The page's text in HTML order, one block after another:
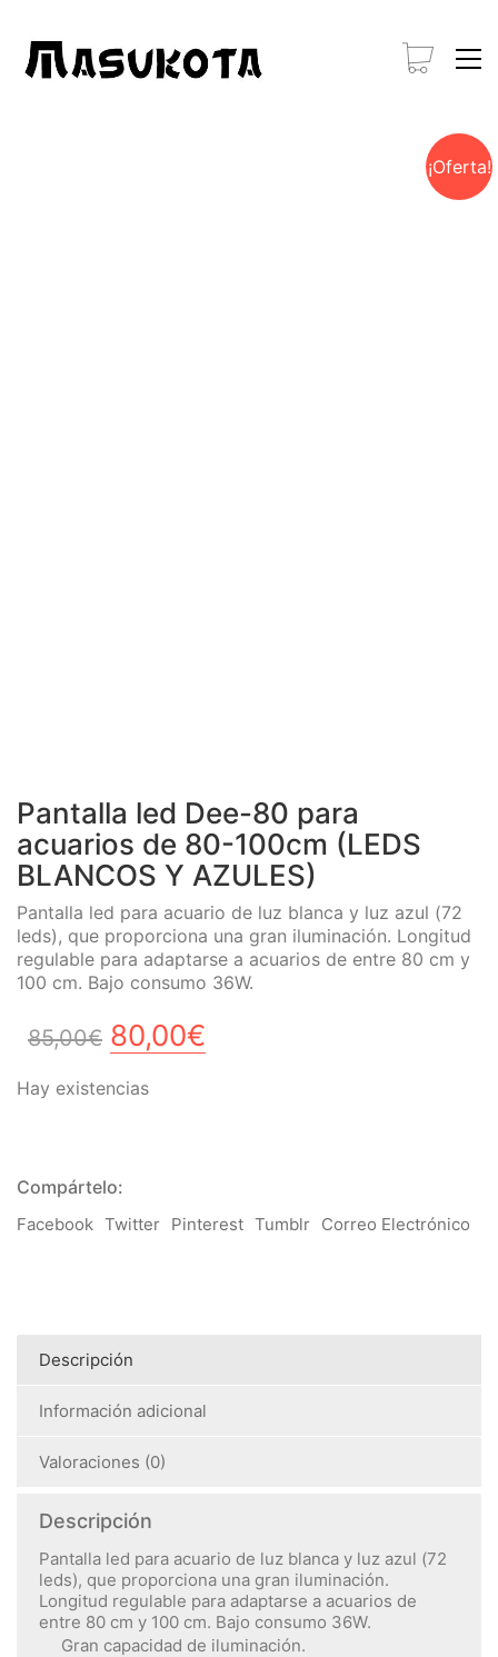
¡Oferta!
Pantalla led Dee-80 para
acuarios de 80-100cm (LEDS
BLANCOS Y AZULES)
Pantalla led para acuario de luz blanca y luz azul (72
leds), que proporciona una gran iluminación. Longitud
regulable para adaptarse a acuarios de entre 80 cm y
100 cm. Bajo consumo 36W.
85,00€ El
original
85,00€.
80,00€
Hay existencias
Compártelo:
Facebook Twitter Pinterest Tumblr Correo Electrónico
Descripción
Información adicional
Valoraciones (0)
Descripción
Pantalla led para acuario de luz blanca y luz azul (72
leds), que proporciona una gran iluminación.
Longitud regulable para adaptarse a acuarios de
entre 80 cm y 100 cm. Bajo consumo 36W.
Gran capacidad de iluminación.